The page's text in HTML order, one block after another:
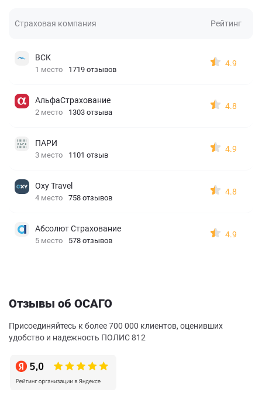
Страховая компания Рейтинг
ВСК
1 место 1719 отзывов
4.9
АльфаСтрахование
2 место 1303 отзыва
4.8
ПАРИ
3 место 1101 отзыв
4.9
Oxy Travel
4 место 758 отзывов
4.8
Абсолют Страхование
5 место 578 отзывов
4.9
Отзывы об ОСАГО
Присоединяйтесь к более 700 000 клиентов, оценивших
удобство и надежность ПОЛИС 812